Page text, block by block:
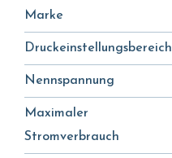
Marke
Druckeinstellungsbereich
Nennspannung
Maximaler
Stromverbrauch